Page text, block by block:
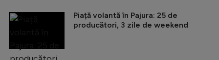
Piață volantă în Pajura: 25 de
producători, 3 zile de weekend